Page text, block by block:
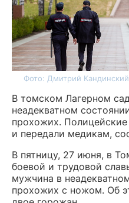
Фото: Дмитрий
В томском Лагерном
неадекватном
прохожих.
и передали медикам,
В пятницу, 27 июня, в
боевой и трудовой
мужчина в
прохожих с ножом. Об